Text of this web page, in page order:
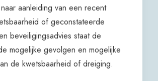
aanleiding van een recent
of geconstateerde
beveiligingsadvies staat de
mogelijke gevolgen en mogelijke
de kwetsbaarheid of dreiging.